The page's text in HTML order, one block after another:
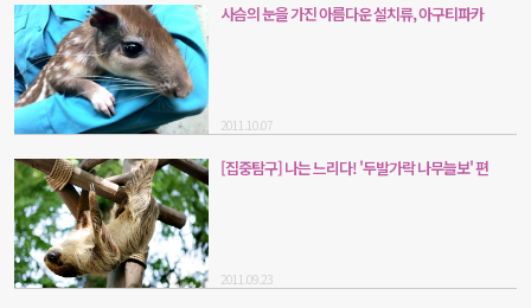
사슴의 눈을 가진 아름다운 설치류, 아구티파카
2011.10.07
[집중탐구] 나는 느리다! '두발가락 나무늘보' 편
2011.09.23